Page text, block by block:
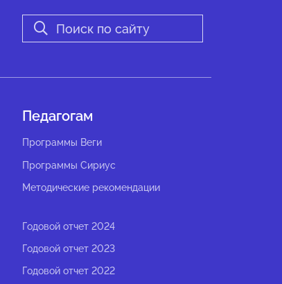
Педагогам
Программы Веги
Программы Сириус
Методические рекомендации
Годовой отчет 2024
Годовой отчет 2023
Годовой отчет 2022